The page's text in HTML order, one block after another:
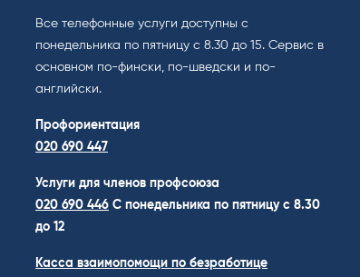
Все телефонные услуги доступны с
понедельника по пятницу с 8.30 до 15. Cервис в
основном по-фински, по-шведски и по-
английски.
Профориентация
020 690 447
Услуги для членов профсоюза
020 690 446 C понедельника по пятницу с 8.30
до 12
Касса взаимопомощи по безработице